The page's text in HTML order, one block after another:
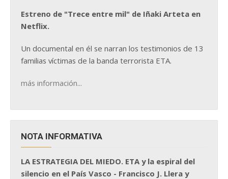
Estreno de "Trece entre mil" de Iñaki Arteta en
Netflix.
Un documental en él se narran los testimonios de 13
familias víctimas de la banda terrorista ETA.
más información...
NOTA INFORMATIVA
LA ESTRATEGIA DEL MIEDO. ETA y la espiral del
silencio en el País Vasco - Francisco J. Llera y